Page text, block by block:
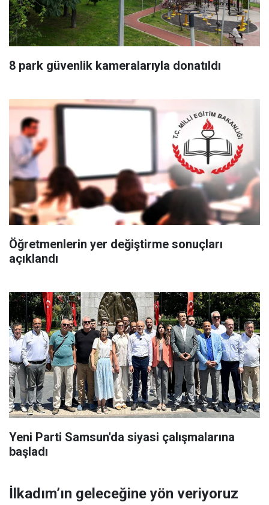
8 park güvenlik kameralarıyla donatıldı
Öğretmenlerin yer değiştirme sonuçları
açıklandı
Yeni Parti Samsun'da siyasi çalışmalarına
başladı
İlkadım’ın geleceğine yön veriyoruz